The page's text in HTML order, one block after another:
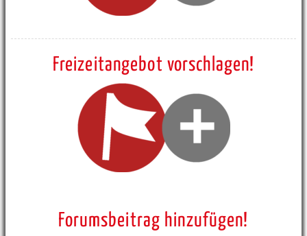
Freizeitangebot vorschlagen!
Forumsbeitrag hinzufügen!